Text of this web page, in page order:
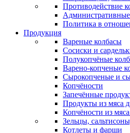
Противодействие
Политика в
Продукция
Вареные колбасы
Сосиски и
Полукопчёные
Варено-копченые
Сырокопченые и
Копчёности
Запечённые
Продукты из мяса
Копчёности из
Зельцы,
Котлеты и фарши